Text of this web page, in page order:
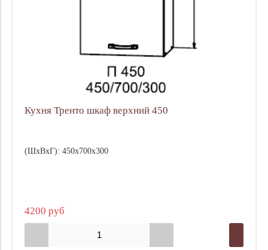
Кухня Тренто шкаф верхний 450
(ШхВхГ): 450х700х300
4200 руб